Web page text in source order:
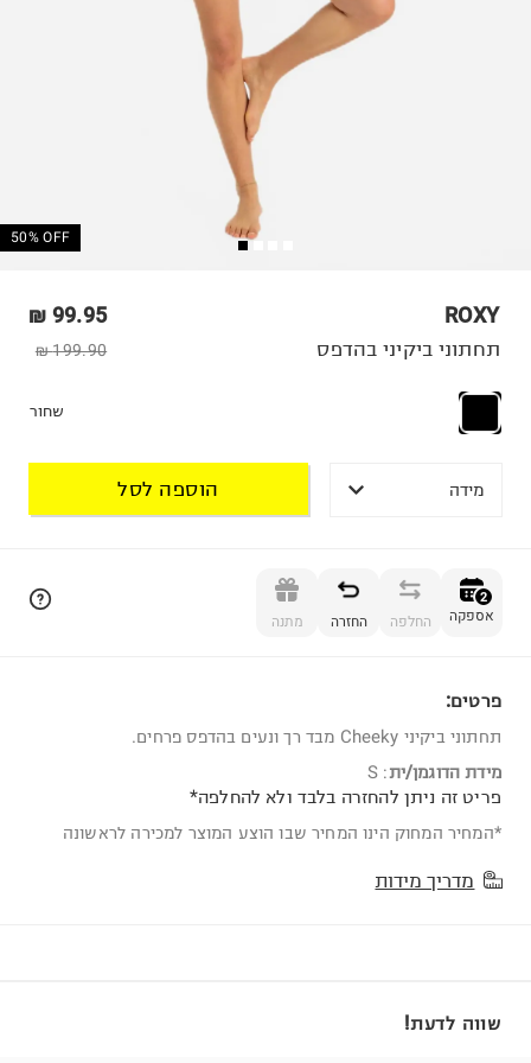
50% OFF
ROXY
99.95 ₪
199.90 ₪ תחתוני ביקיני בהדפס
שחור
מידה הוספה לסל
2
אספקה החלפה החזרה מתנה
פרטים:
תחתוני ביקיני Cheeky מבד רך ונעים בהדפס פרחים.
מידת הדוגמן/ית:
S
פריט זה ניתן להחזרה בלבד ולא להחלפה*
*המחיר המחוק הינו המחיר שבו הוצע המוצר למכירה לראשונה
מדריך מידות
שווה לדעת!